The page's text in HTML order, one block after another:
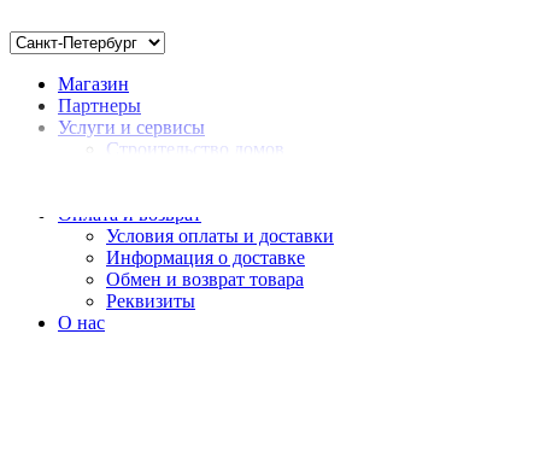
Магазин
Партнеры
Услуги и сервисы
Строительство домов
Оплата и возврат
Условия оплаты и доставки
Информация о доставке
Обмен и возврат товара
Реквизиты
О нас